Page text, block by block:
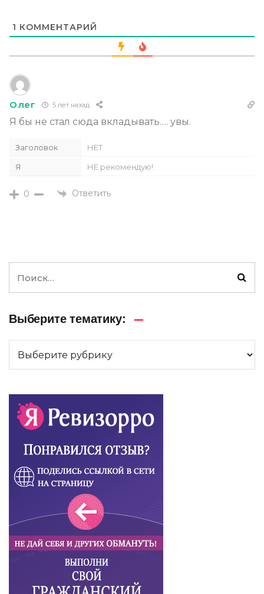
1 КОММЕНТАРИЙ
Олег 5 лет назад
Я бы не стал сюда вкладывать…. увы.
Заголовок НЕТ
Я НЕ рекомендую!
0 Ответить
Выберите тематику: